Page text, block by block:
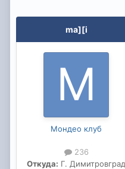
ma][i
Мондео клуб
236
Откуда: Г. Димитровград